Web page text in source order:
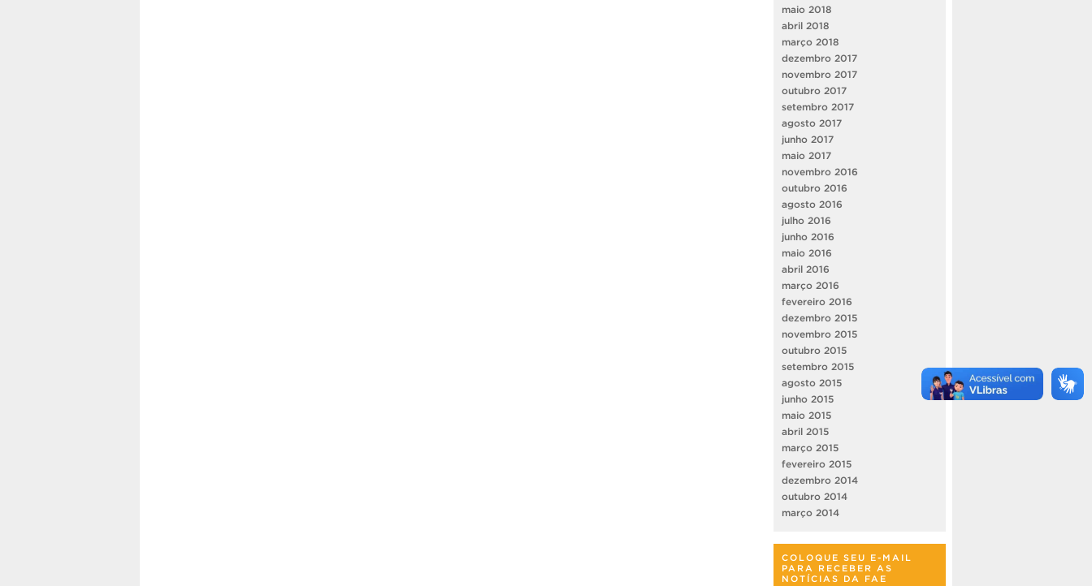
maio 2018
abril 2018
março 2018
dezembro 2017
novembro 2017
outubro 2017
setembro 2017
agosto 2017
junho 2017
maio 2017
novembro 2016
outubro 2016
agosto 2016
julho 2016
junho 2016
maio 2016
abril 2016
março 2016
fevereiro 2016
dezembro 2015
novembro 2015
outubro 2015
setembro 2015
agosto 2015
junho 2015
maio 2015
abril 2015
março 2015
fevereiro 2015
dezembro 2014
outubro 2014
março 2014
COLOQUE SEU E-MAIL
PARA RECEBER AS
NOTÍCIAS DA FAE